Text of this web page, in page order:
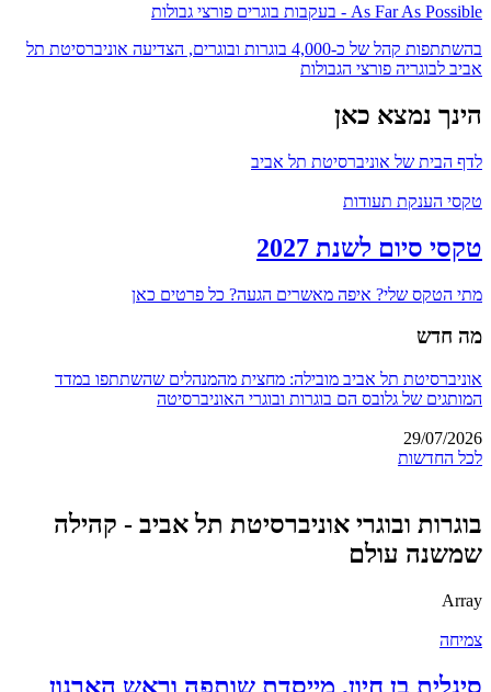
As Far As Possible - בעקבות בוגרים פורצי גבולות
בהשתתפות קהל של כ-4,000 בוגרות ובוגרים, הצדיעה אוניברסיטת תל
אביב לבוגריה פורצי הגבולות
הינך נמצא כאן
לדף הבית של אוניברסיטת תל אביב
טקסי הענקת תעודות
טקסי סיום לשנת 2027
מתי הטקס שלי? איפה מאשרים הגעה? כל פרטים כאן
מה חדש
אוניברסיטת תל אביב מובילה: מחצית מהמנהלים שהשתתפו במדד
המותגים של גלובס הם בוגרות ובוגרי האוניברסיטה
29/07/2026
לכל החדשות
בוגרות ובוגרי אוניברסיטת תל אביב - קהילה
שמשנה עולם
Array
צמיחה
סיגלית בן חיון, מייסדת שותפה וראש הארגון